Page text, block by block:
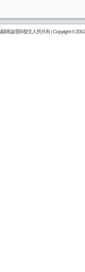
咪論壇與發文人所共有 | Copyright ©